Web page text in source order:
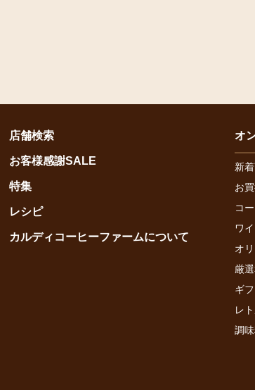
店舗検索
お客様感謝SALE
特集
レシピ
カルディコーヒーファームについて
オ
新
お
コ
ワ
オ
厳
ギフ
レ
調